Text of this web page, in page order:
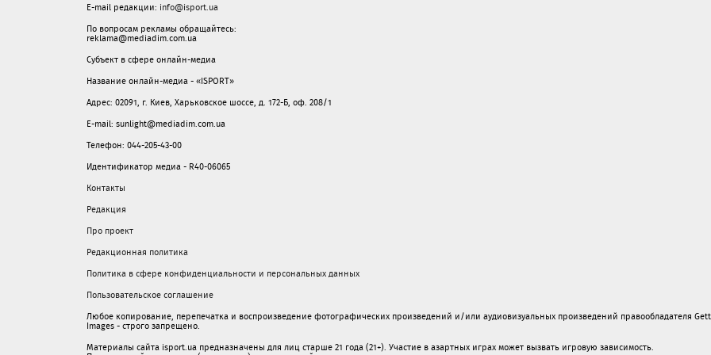
E-mail редакции: info@isport.ua
По вопросам рекламы обращайтесь:
reklama@mediadim.com.ua
Субъект в сфере онлайн-медиа
Название онлайн-медиа - «ISPORT»
Адрес: 02091, г. Киев, Харьковское шоссе, д. 172-Б, оф. 208/1
E-mail: sunlight@mediadim.com.ua
Телефон: 044-205-43-00
Идентификатор медиа - R40-06065
Контакты
Редакция
Про проект
Редакционная политика
Политика в сфере конфиденциальности и персональных данных
Пользовательское соглашение
Любое копирование, перепечатка и воспроизведение фотографических произведений и/или аудиовизуальных произведений правообладателя
Images - строго запрещено.
Материалы сайта isport.ua предназначены для лиц старше 21 года (21+). Участие в азартных играх может вызвать игровую зависимость.